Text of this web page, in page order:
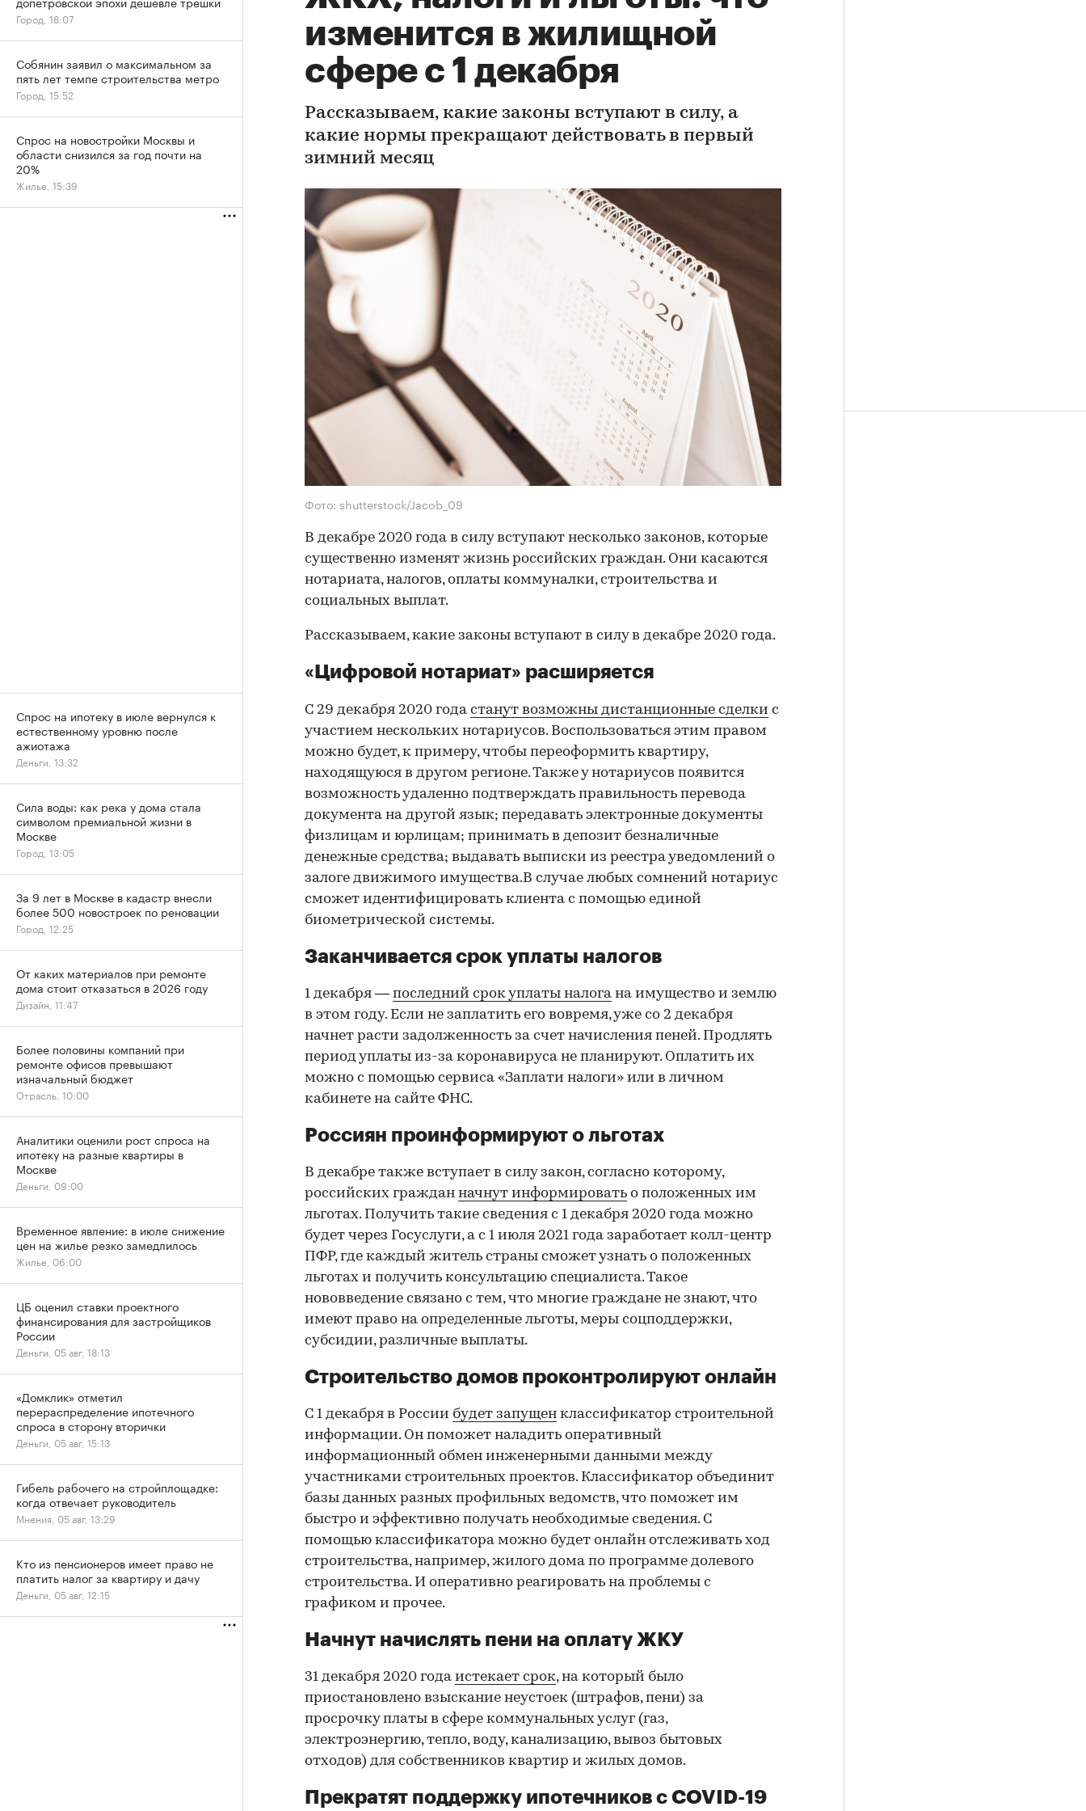
изменится в жилищной
сфере с 1 декабря
Рассказываем, какие законы вступают в силу, а
какие нормы прекращают действовать в первый
зимний месяц
Фото: shutterstock/Jacob_09
В декабре 2020 года в силу вступают несколько законов, которые
существенно изменят жизнь российских граждан. Они касаются
нотариата, налогов, оплаты коммуналки, строительства и
социальных выплат.
Рассказываем, какие законы вступают в силу в декабре 2020 года.
«Цифровой нотариат» расширяется
С 29 декабря 2020 года станут возможны дистанционные сделки с
участием нескольких нотариусов. Воспользоваться этим правом
можно будет, к примеру, чтобы переоформить квартиру,
находящуюся в другом регионе. Также у нотариусов появится
возможность удаленно подтверждать правильность перевода
документа на другой язык; передавать электронные документы
физлицам и юрлицам; принимать в депозит безналичные
денежные средства; выдавать выписки из реестра уведомлений о
залоге движимого имущества.В случае любых сомнений нотариус
сможет идентифицировать клиента с помощью единой
биометрической системы.
Заканчивается срок уплаты налогов
1 декабря — последний срок уплаты налога на имущество и землю
в этом году. Если не заплатить его вовремя, уже со 2 декабря
начнет расти задолженность за счет начисления пеней. Продлять
период уплаты из-за коронавируса не планируют. Оплатить их
можно с помощью сервиса «Заплати налоги» или в личном
кабинете на сайте ФНС.
Россиян проинформируют о льготах
В декабре также вступает в силу закон, согласно которому,
российских граждан начнут информировать о положенных им
льготах. Получить такие сведения с 1 декабря 2020 года можно
будет через Госуслуги, а с 1 июля 2021 года заработает колл-центр
ПФР, где каждый житель страны сможет узнать о положенных
льготах и получить консультацию специалиста. Такое
нововведение связано с тем, что многие граждане не знают, что
имеют право на определенные льготы, меры соцподдержки,
субсидии, различные выплаты.
Строительство домов проконтролируют онлайн
С 1 декабря в России будет запущен классификатор строительной
информации. Он поможет наладить оперативный
информационный обмен инженерными данными между
участниками строительных проектов. Классификатор объединит
базы данных разных профильных ведомств, что поможет им
быстро и эффективно получать необходимые сведения. С
помощью классификатора можно будет онлайн отслеживать ход
строительства, например, жилого дома по программе долевого
строительства. И оперативно реагировать на проблемы с
графиком и прочее.
Начнут начислять пени на оплату ЖКУ
31 декабря 2020 года истекает срок, на который было
приостановлено взыскание неустоек (штрафов, пени) за
просрочку платы в сфере коммунальных услуг (газ,
электроэнергию, тепло, воду, канализацию, вывоз бытовых
отходов) для собственников квартир и жилых домов.
Прекратят поддержку ипотечников с COVID-19
Город, 18:07
Собянин заявил о максимальном за
пять лет темпе строительства метро
Город, 15:52
Спрос на новостройки Москвы и
области снизился за год почти на
20%
Жилье, 15:39
Спрос на ипотеку в июле вернулся к
естественному уровню после
ажиотажа
Деньги, 13:32
Сила воды: как река у дома стала
символом премиальной жизни в
Москве
Город, 13:05
За 9 лет в Москве в кадастр внесли
более 500 новостроек по реновации
Город, 12:25
От каких материалов при ремонте
дома стоит отказаться в 2026 году
Дизайн, 11:47
Более половины компаний при
ремонте офисов превышают
изначальный бюджет
Отрасль, 10:00
Аналитики оценили рост спроса на
ипотеку на разные квартиры в
Москве
Деньги, 09:00
Временное явление: в июле снижение
цен на жилье резко замедлилось
Жилье, 06:00
ЦБ оценил ставки проектного
финансирования для застройщиков
России
Деньги, 05 авг, 18:13
«Домклик» отметил
перераспределение ипотечного
спроса в сторону вторички
Деньги, 05 авг, 15:13
Гибель рабочего на стройплощадке:
когда отвечает руководитель
Мнения, 05 авг, 13:29
Кто из пенсионеров имеет право не
платить налог за квартиру и дачу
Деньги, 05 авг, 12:15